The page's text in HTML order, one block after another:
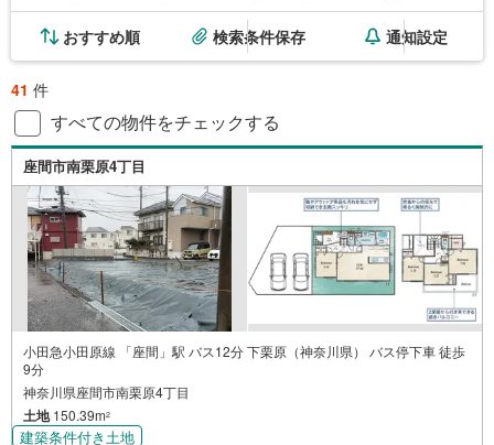
おすすめ順 検索条件保存 通知設定
41 件
すべての物件をチェックする
座間市南栗原4丁目
小田急小田原線 「座間」駅 バス12分 下栗原（神奈川県） バス停下車 徒歩
9分
神奈川県座間市南栗原4丁目
土地150.39m2
建築条件付き土地